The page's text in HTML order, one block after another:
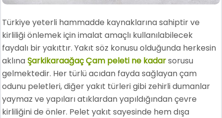
Türkiye yeterli hammadde kaynaklarına sahiptir ve
kirliliği önlemek için imalat amaçlı kullanılabilecek
faydalı bir yakıttır. Yakıt söz konusu olduğunda herkesin
aklına Şarkikaraağaç Çam peleti ne kadarsorusu
gelmektedir. Her türlü acıdan fayda sağlayan çam
odunu peletleri, diğer yakıt türleri gibi zehirli dumanlar
yaymaz ve yapıları atıklardan yapıldığından çevre
kirliliğini de önler. Pelet yakıt sayesinde hem dışa